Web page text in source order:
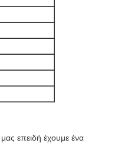
επειδή έχουμε ένα